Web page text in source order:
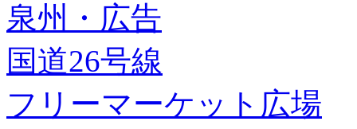
泉州・広告
国道26号線
フリーマーケット広場